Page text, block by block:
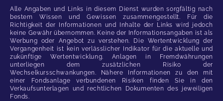
Alle Angaben und Links in diesem Dienst wurden sorgfältig nach
bestem Wissen und Gewissen zusammengestellt. Für die
Richtigkeit der Informationen und Inhalte der Links wird jedoch
keine Gewähr übernommen. Keine der Informationsangaben ist als
Werbung oder Angebot zu verstehen. Die Wertentwicklung der
Vergangenheit ist kein verlässlicher Indikator für die aktuelle und
zukünftige Wertentwicklung. Anlagen in Fremdwährungen
unterliegen dem zusätzlichen Risiko der
Wechselkursschwankungen. Nähere Informationen zu den mit
einer Fondsanlage verbundenen Risiken finden Sie in den
Verkaufsunterlagen und rechtlichen Dokumenten des jeweiligen
Fonds.